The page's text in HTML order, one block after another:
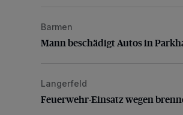
Mann beschädigt Autos in
Barmen
Mann beschädigt Autos in
Feuerwehr-Einsatz wegen
Langerfeld
Feuerwehr-Einsatz wegen